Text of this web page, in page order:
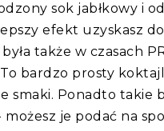
sok jabłkowy i
efekt uzyskasz
także w czasach
bardzo prosty
smaki. Ponadto takie
je podać na